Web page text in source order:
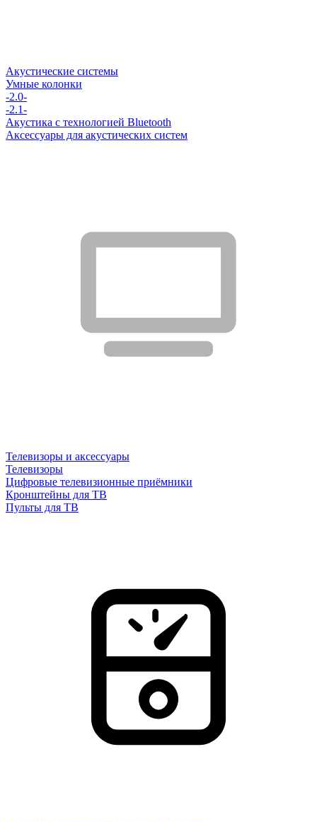
Акустические системы
Умные колонки
-2.0-
-2.1-
Акустика с технологией Bluetooth
Аксессуары для акустических систем
Телевизоры и аксессуары
Телевизоры
Цифровые телевизионные приёмники
Кронштейны для ТВ
Пульты для ТВ